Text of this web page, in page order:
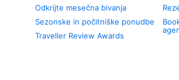
Odkrijte mesečna bivanja
Sezonske in počitniške ponudbe
Traveller Review Awards